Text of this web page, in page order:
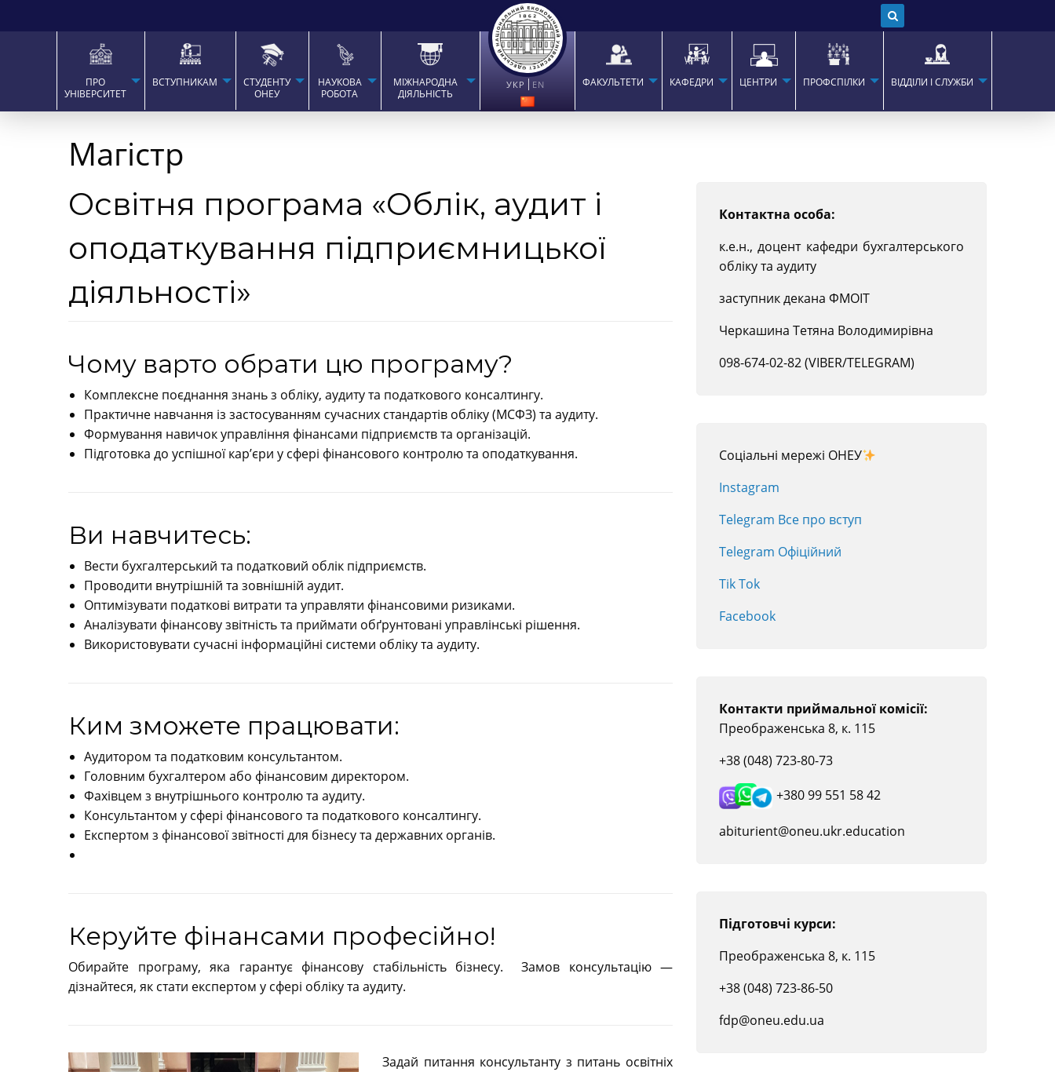
ПРО
УНІВЕРСИТЕТ
ВСТУПНИКАМ
СТУДЕНТУ
ОНЕУ
НАУКОВА
РОБОТА
МІЖНАРОДНА
ДІЯЛЬНІСТЬ
УКР EN ФАКУЛЬТЕТИ КАФЕДРИ ЦЕНТРИ ПРОФСПІЛКИ ВІДДІЛИ І СЛУЖБИ
Магістр
Освітня програма «Облік, аудит і
оподаткування підприємницької
діяльності»
Чому варто обрати цю програму?
Комплексне поєднання знань з обліку, аудиту та податкового консалтингу.
Практичне навчання із застосуванням сучасних стандартів обліку (МСФЗ) та аудиту.
Формування навичок управління фінансами підприємств та організацій.
Підготовка до успішної кар’єри у сфері фінансового контролю та оподаткування.
Ви навчитесь:
Вести бухгалтерський та податковий облік підприємств.
Проводити внутрішній та зовнішній аудит.
Оптимізувати податкові витрати та управляти фінансовими ризиками.
Аналізувати фінансову звітність та приймати обґрунтовані управлінські рішення.
Використовувати сучасні інформаційні системи обліку та аудиту.
Ким зможете працювати:
Аудитором та податковим консультантом.
Головним бухгалтером або фінансовим директором.
Фахівцем з внутрішнього контролю та аудиту.
Консультантом у сфері фінансового та податкового консалтингу.
Експертом з фінансової звітності для бізнесу та державних органів.
Керуйте фінансами професійно!
Обирайте програму, яка гарантує фінансову стабільність бізнесу. Замов консультацію —
дізнайтеся, як стати експертом у сфері обліку та аудиту.
Задай питання консультанту з питань освітніх
Контактна особа:
к.е.н., доцент кафедри бухгалтерського
обліку та аудиту
заступник декана ФМОІТ
Черкашина Тетяна Володимирівна
098-674-02-82 (VIBER/TELEGRAM)
Соціальні мережі ОНЕУ
Instagram
Telegram Все про вступ
Telegram Офіційний
Tik Tok
Facebook
Контакти приймальної комісії:
Преображенська 8, к. 115
+38 (048) 723-80-73
+380 99 551 58 42
abiturient@oneu.ukr.education
Підготовчі курси:
Преображенська 8, к. 115
+38 (048) 723-86-50
fdp@oneu.edu.ua